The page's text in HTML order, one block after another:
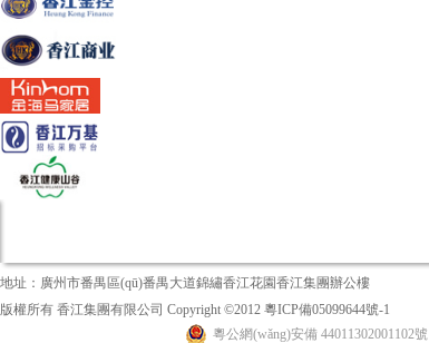
地址：廣州市番禺區(qū)番禺大道錦繡香江花園香江集團辦公樓
版權所有 香江集團有限公司 Copyright ©2012 粵ICP備05099644號-1
粵公網(wǎng)安備 44011302001102號